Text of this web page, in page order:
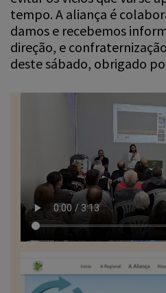
tempo. A aliança é
damos e recebemos
direção, e
deste sábado, obrigado